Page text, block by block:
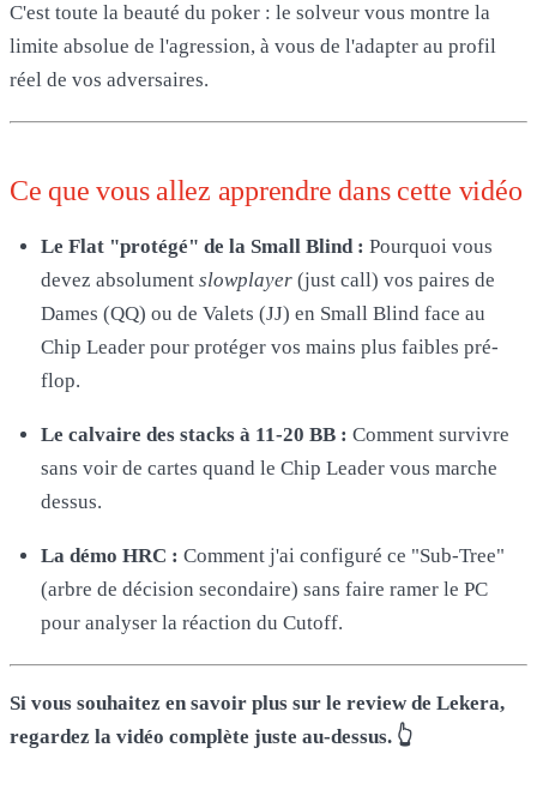
C'est toute la beauté du poker : le solveur vous montre la
limite absolue de l'agression, à vous de l'adapter au profil
réel de vos adversaires.
Ce que vous allez apprendre dans cette vidéo
Le Flat "protégé" de la Small Blind : Pourquoi vous
devez absolument slowplayer (just call) vos paires de
Dames (QQ) ou de Valets (JJ) en Small Blind face au
Chip Leader pour protéger vos mains plus faibles pré-
flop.
Le calvaire des stacks à 11-20 BB : Comment survivre
sans voir de cartes quand le Chip Leader vous marche
dessus.
La démo HRC : Comment j'ai configuré ce "Sub-Tree"
(arbre de décision secondaire) sans faire ramer le PC
pour analyser la réaction du Cutoff.
Si vous souhaitez en savoir plus sur le review de Lekera,
regardez la vidéo complète juste au-dessus. 👆